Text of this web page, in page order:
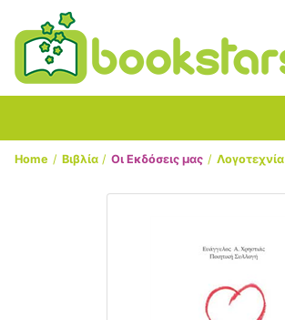
Home Βιβλία Οι Εκδόσεις μας Λογοτεχνία